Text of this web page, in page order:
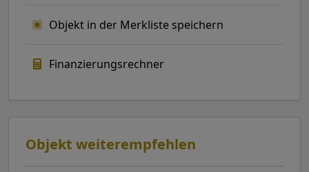
Objekt in der Merkliste speichern
Finanzierungsrechner
Objekt weiterempfehlen